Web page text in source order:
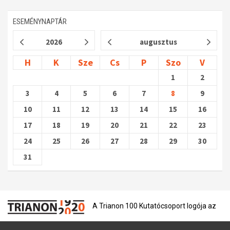
ESEMÉNYNAPTÁR
2026 augusztus
H K Sze Cs P Szo V
1
2
3
4 5 6 7 8
9
10
11 12 13 14 15
16
17
18 19 20 21 22
23
24
25 26 27 28 29
30
31
A Trianon 100 Kutatócsoport logója az